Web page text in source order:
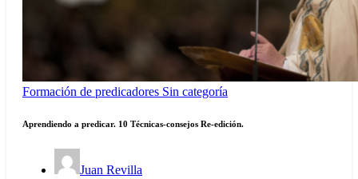
Formación de predicadores Sin categoría
Aprendiendo a predicar. 10 Técnicas-consejos Re-edición.
Juan Revilla